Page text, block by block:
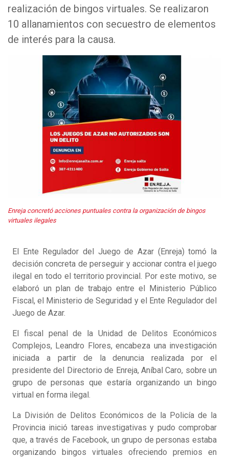
realización de bingos virtuales. Se realizaron
10 allanamientos con secuestro de elementos
de interés para la causa.
Enreja concretó acciones puntuales contra la organización de bingos
virtuales ilegales
El Ente Regulador del Juego de Azar (Enreja) tomó la
decisión concreta de perseguir y accionar contra el juego
ilegal en todo el territorio provincial. Por este motivo, se
elaboró un plan de trabajo entre el Ministerio Público
Fiscal, el Ministerio de Seguridad y el Ente Regulador del
Juego de Azar.
El fiscal penal de la Unidad de Delitos Económicos
Complejos, Leandro Flores, encabeza una investigación
iniciada a partir de la denuncia realizada por el
presidente del Directorio de Enreja, Aníbal Caro, sobre un
grupo de personas que estaría organizando un bingo
virtual en forma ilegal.
La División de Delitos Económicos de la Policía de la
Provincia inició tareas investigativas y pudo comprobar
que, a través de Facebook, un grupo de personas estaba
organizando bingos virtuales ofreciendo premios en